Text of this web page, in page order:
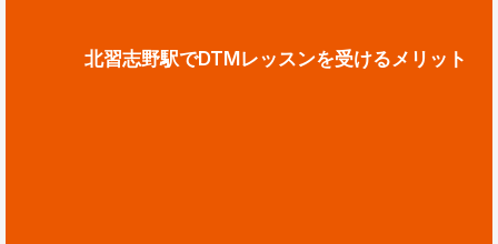
北習志野駅でDTMレッスンを受けるメリット